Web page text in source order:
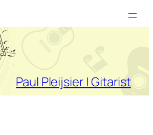
Paul Pleijsier | Gitarist